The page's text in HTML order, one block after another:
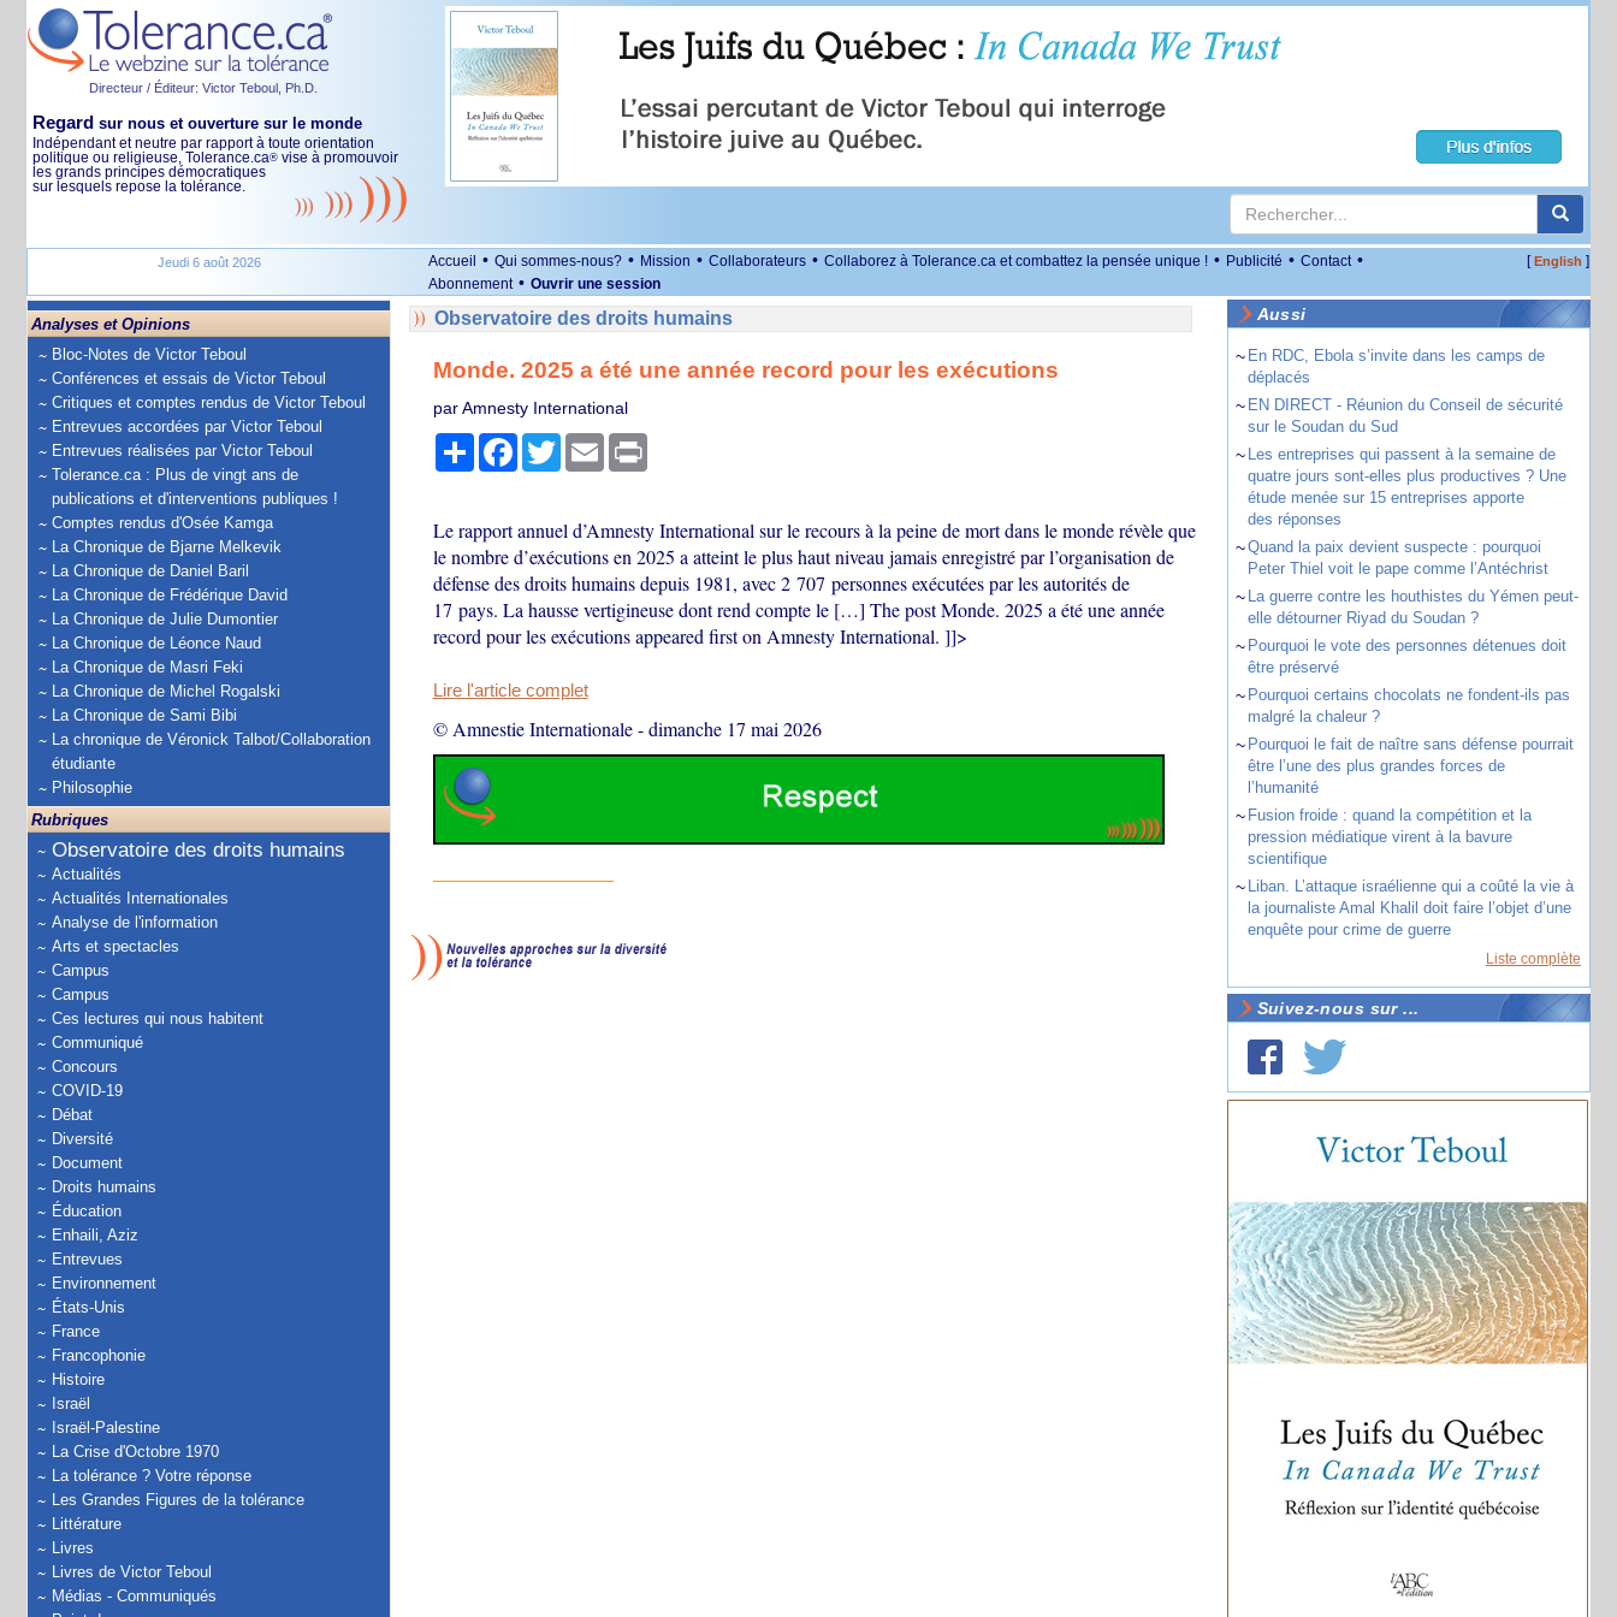
Directeur / Éditeur: Victor Teboul, Ph.D.
Regard sur nous et ouverture sur le monde
Indépendant et neutre par rapport à toute orientation
politique ou religieuse, Tolerance.ca® vise à promouvoir
les grands principes démocratiques
sur lesquels repose la tolérance.
Jeudi 6 août 2026 Accueil • Qui sommes-nous? • Mission • Collaborateurs • Collaborez à Tolerance.ca et combattez la pensée unique ! • Publicité • Contact •
Abonnement • Ouvrir une session
[English ]
Analyses et Opinions
Bloc-Notes de Victor Teboul
Conférences et essais de Victor Teboul
Critiques et comptes rendus de Victor Teboul
Entrevues accordées par Victor Teboul
Entrevues réalisées par Victor Teboul
Tolerance.ca : Plus de vingt ans de
publications et d'interventions publiques !
Comptes rendus d'Osée Kamga
La Chronique de Bjarne Melkevik
La Chronique de Daniel Baril
La Chronique de Frédérique David
La Chronique de Julie Dumontier
La Chronique de Léonce Naud
La Chronique de Masri Feki
La Chronique de Michel Rogalski
La Chronique de Sami Bibi
La chronique de Véronick Talbot/Collaboration
étudiante
Philosophie
Rubriques
Observatoire des droits humains
Actualités
Actualités Internationales
Analyse de l'information
Arts et spectacles
Campus
Campus
Ces lectures qui nous habitent
Communiqué
Concours
COVID-19
Débat
Diversité
Document
Droits humains
Éducation
Enhaili, Aziz
Entrevues
Environnement
États-Unis
France
Francophonie
Histoire
Israël
Israël-Palestine
La Crise d'Octobre 1970
La tolérance ? Votre réponse
Les Grandes Figures de la tolérance
Littérature
Livres
Livres de Victor Teboul
Médias - Communiqués
Observatoire des droits humains
Monde. 2025 a été une année record pour les exécutions
par Amnesty International
PartagerFacebook
TwitterEmail Print
Le rapport annuel d’Amnesty International sur le recours à la peine de mort dans le monde révèle que
le nombre d’exécutions en 2025 a atteint le plus haut niveau jamais enregistré par l’organisation de
défense des droits humains depuis 1981, avec 2 707 personnes exécutées par les autorités de
17 pays. La hausse vertigineuse dont rend compte le […] The post Monde. 2025 a été une année
record pour les exécutions appeared first on Amnesty International. ]]>
Lire l'article complet
© Amnestie Internationale-dimanche 17 mai 2026
Aussi
~ En RDC, Ebola s’invite dans les camps de
déplacés
~ EN DIRECT - Réunion du Conseil de sécurité
sur le Soudan du Sud
~ Les entreprises qui passent à la semaine de
quatre jours sont-elles plus productives ? Une
étude menée sur 15 entreprises apporte
des réponses
~Quand la paix devient suspecte : pourquoi
Peter Thiel voit le pape comme l’Antéchrist
~ La guerre contre les houthistes du Yémen peut-
elle détourner Riyad du Soudan ?
~ Pourquoi le vote des personnes détenues doit
être préservé
~ Pourquoi certains chocolats ne fondent-ils pas
malgré la chaleur ?
~ Pourquoi le fait de naître sans défense pourrait
être l’une des plus grandes forces de
l’humanité
~ Fusion froide : quand la compétition et la
pression médiatique virent à la bavure
scientifique
~ Liban. L’attaque israélienne qui a coûté la vie à
la journaliste Amal Khalil doit faire l’objet d’une
enquête pour crime de guerre
Liste complète
Suivez-nous sur ...